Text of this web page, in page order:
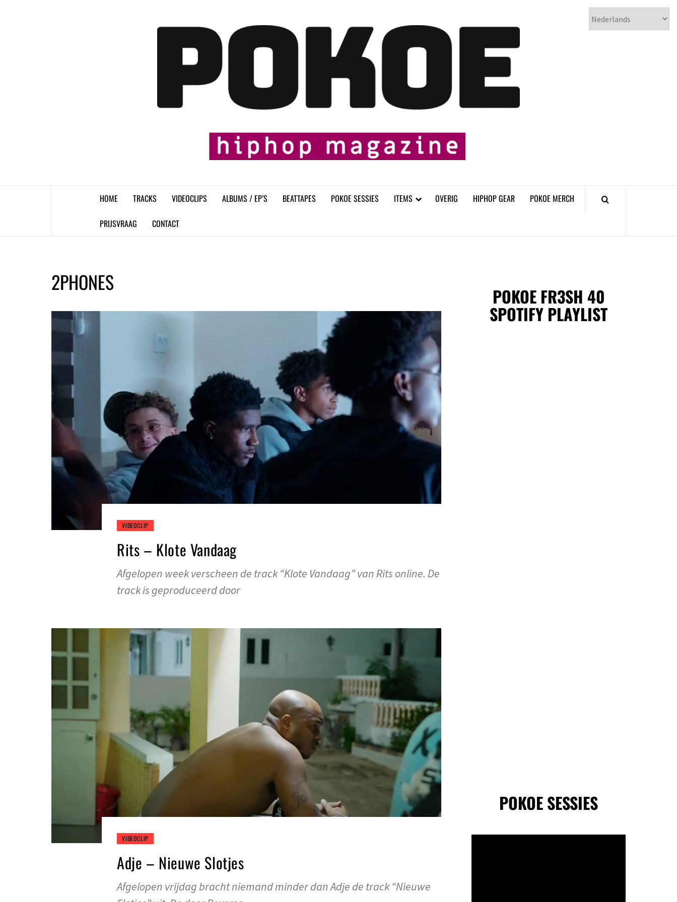
𝗣𝗢𝗞𝗢𝗘
HOME TRACKS VIDEOCLIPS ALBUMS / EP’S BEATTAPES POKOE SESSIES ITEMS OVERIG HIPHOP GEAR POKOE MERCH
PRIJSVRAAG CONTACT
2PHONES
VIDEOCLIP
Rits – Klote Vandaag
Afgelopen week verscheen de track “Klote Vandaag” van Rits online. De
track is geproduceerd door
VIDEOCLIP
Adje – Nieuwe Slotjes
Afgelopen vrijdag bracht niemand minder dan Adje de track “Nieuwe
POKOE FR3SH 40
SPOTIFY PLAYLIST
POKOE SESSIES